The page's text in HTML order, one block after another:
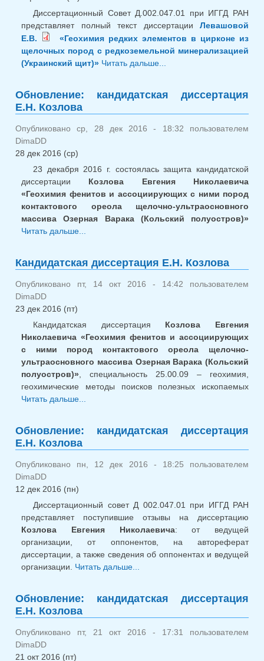
Диссертационный Совет Д.002.047.01 при ИГГД РАН
представляет полный текст диссертации Левашовой
Е.В.
«Геохимия редких элементов в цирконе из
щелочных пород с редкоземельной минерализацией
(Украинский щит)» Читать дальше...
Левашовой
Обновление: кандидатская диссертация
Е.Н. Козлова
Опубликовано ср, 28 дек 2016 - 18:32 пользователем
DimaDD
28 дек 2016 (ср)
23 декабря 2016 г. состоялась защита кандидатской
диссертации Козлова Евгения Николаевича
«Геохимия фенитов и ассоциирующих с ними пород
контактового ореола щелочно-ультраосновного
массива Озерная Варака (Кольский полуостров)»
Читать дальше...
Кандидатская диссертация Е.Н. Козлова
Опубликовано пт, 14 окт 2016 - 14:42 пользователем
DimaDD
23 дек 2016 (пт)
Кандидатская диссертация Козлова Евгения
Николаевича «Геохимия фенитов и ассоциирующих
с ними пород контактового ореола щелочно-
ультраосновного массива Озерная Варака (Кольский
полуостров)», специальность 25.00.09 – геохимия,
геохимические методы поисков полезных ископаемых
Читать дальше...
Обновление: кандидатская диссертация
Е.Н. Козлова
Опубликовано пн, 12 дек 2016 - 18:25 пользователем
DimaDD
12 дек 2016 (пн)
Диссертационный совет Д 002.047.01 при ИГГД РАН
представляет поступившие отзывы на диссертацию
Козлова Евгения Николаевича: от ведущей
организации, от оппонентов, на автореферат
диссертации, а также сведения об оппонентах и ведущей
организации. Читать дальше...
Обновление: кандидатская диссертация
Е.Н. Козлова
Опубликовано пт, 21 окт 2016 - 17:31 пользователем
DimaDD
21 окт 2016 (пт)